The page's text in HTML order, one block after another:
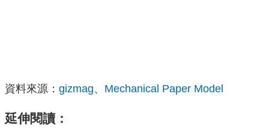
資料來源： gizmag、 Mechanical Paper Model
延伸閱讀：